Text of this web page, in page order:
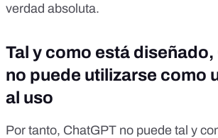
verdad absoluta.
Tal y como está diseñado,
no puede utilizarse como
al uso
Por tanto, ChatGPT no puede tal y